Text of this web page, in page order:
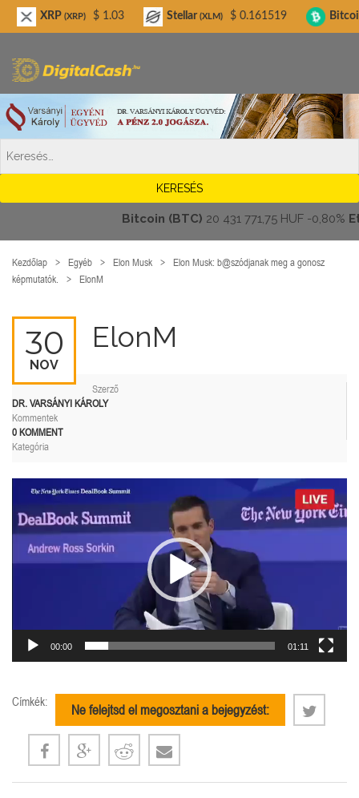
Bitcoin (BTC)20 431 771,75 HUF-0,80%
Kezdőlap Egyéb Elon Musk
Elon Musk: b@szódjanak meg a gonosz
képmutatók.
ElonM
30
NOV
ElonM
Szerző
DR. VARSÁNYI KÁROLY
Kommentek
0 KOMMENT
Kategória
00:00 01:11
Címkék:
Ne felejtsd el megosztani a bejegyzést:
(XRP) $ 1.03 Stellar(XLM) $ 0.161519 Bitcoin Cash
Digitalcash.hu